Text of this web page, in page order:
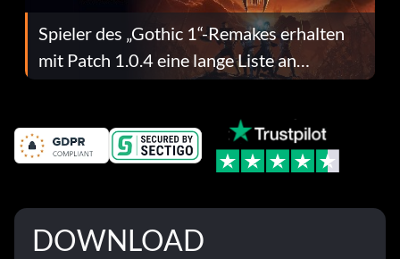
Spieler des „Gothic 1“-Remakes erhalten
mit Patch 1.0.4 eine lange Liste an
Fehlerbehebungen
DOWNLOAD